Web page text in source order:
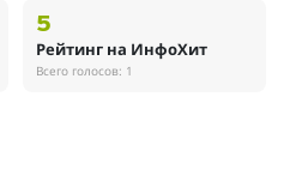
5
Рейтинг на ИнфоХит
Всего голосов: 1